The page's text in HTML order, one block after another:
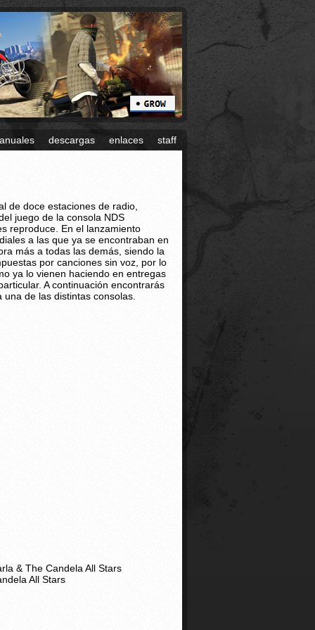
descargas enlaces staff
de doce estaciones de radio,
juego de la consola NDS
reproduce. En el lanzamiento
a las que ya se encontraban en
más a todas las demás, siendo la
por canciones sin voz, por lo
ya lo vienen haciendo en entregas
A continuación encontrarás
de las distintas consolas.
& The Candela All Stars
All Stars